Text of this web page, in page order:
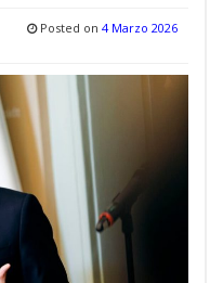
Posted on 4 Marzo 2026